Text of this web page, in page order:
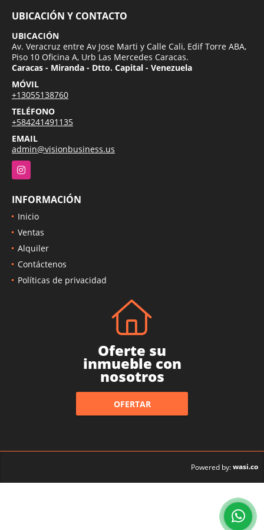
UBICACIÓN Y CONTACTO
UBICACIÓN
Av. Veracruz entre Av Jose Marti y Calle Cali, Edif Torre ABA,
Piso 10 Oficina A, Urb Las Mercedes Caracas.
Caracas - Miranda - Dtto. Capital - Venezuela
MÓVIL
+13055138760
TELÉFONO
+584241491135
EMAIL
admin@visionbusiness.us
Instagram
INFORMACIÓN
Inicio
Ventas
Alquiler
Contáctenos
Políticas de privacidad
Oferte su
inmueble con
nosotros
OFERTAR
Powered by:wasi.co